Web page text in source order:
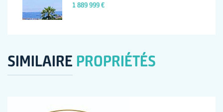
1 889 999 €
SIMILAIRE PROPRIÉTÉS